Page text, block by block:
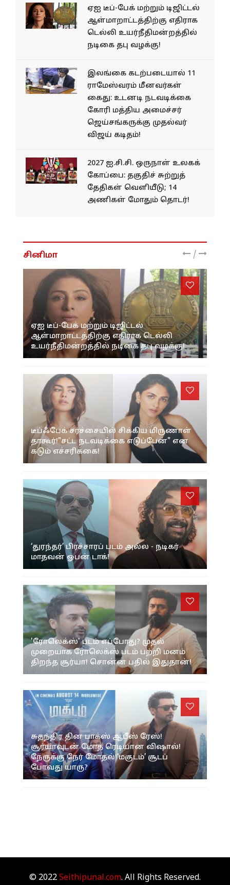
ஏஐ டீப்-பேக் மற்றும் டிஜிட்டல்
ஆள்மாறாட்டத்திற்கு எதிராக
டெல்லி உயர்நீதிமன்றத்தில்
நடிகை தபு வழக்கு!
இலங்கை கடற்படையால் 11
ராமேஸ்வரம் மீனவர்கள்
கைது: உடனடி நடவடிக்கை
கோரி மத்திய அமைச்சர்
ஜெய்சங்கருக்கு முதல்வர்
விஜய் கடிதம்!
2027 ஐ.சி.சி. ஒருநாள் உலகக்
கோப்பை: தகுதிச் சுற்றுத்
தேதிகள் வெளியீடு; 14
அணிகள் மோதும் தொடர்!
சினிமா /
ஏஐ டீப்-பேக் மற்றும் டிஜிட்டல்
ஆள்மாறாட்டத்திற்கு எதிராக டெல்லி
உயர்நீதிமன்றத்தில் நடிகை தபு வழக்கு!
டீப்ஃபேக் சர்ச்சையில் சிக்கிய மிருணாள்
தாகூர்!"சட்ட நடவடிக்கை எடுப்பேன்" என
கடும் எச்சரிக்கை!
‘துரந்தர்’ பிரச்சாரப் படம் அல்ல - நடிகர்
மாதவன் ஓபன் டாக்!
'ரோலெக்ஸ்' படம் எப்போது? முதல்
முறையாக ரோலெக்ஸ் படம் பற்றி மனம்
திறந்த சூர்யா! சொன்ன பதில் இதுதான்!
சுதந்திர தின பாக்ஸ் ஆபீஸ் ரேஸ்!
சூர்யாவுடன் மோத ரெடியான விஷால்!
நேருக்கு நேர் மோதல்!‘மகுடம்’ சூடப்
போவது யாரு?
© 2022 Seithipunal.com. All Rights Reserved.